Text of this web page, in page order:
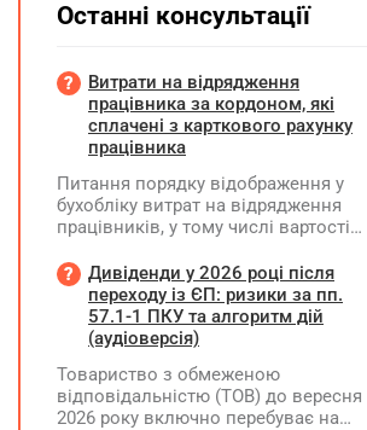
Останні консультації
Витрати на відрядження
працівника за кордоном, які
сплачені з карткового рахунку
працівника
Питання порядку відображення у
бухобліку витрат на відрядження
працівників, у тому числі вартості
карткового рахунку працівника та
підтвердження таких операцій
первинними документами, належать
до компетенції Мінфіну
Дивіденди у 2026 році після
переходу із ЄП: ризики за пп.
57.1-1 ПКУ та алгоритм дій
(аудіоверсія)
Товариство з обмеженою
відповідальністю (ТОВ) до вересня
2026 року включно перебуває на